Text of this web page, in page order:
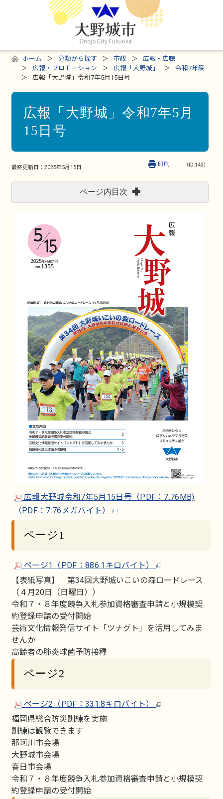
ホーム 分類から探す 市政
広報・広聴
広報・プロモーション
広報「大野城」
令和7年度
広報「大野城」令和7年5月15日号
広報「大野城」令和7年5月
15日号
最終更新日： 2025年5月15日 （ID:143）
印刷
ページ内目次
広報大野城令和7年5月15日号（PDF：7.76MB)
（PDF：7.76メガバイト）
ページ1
ページ1（PDF：886.1キロバイト）
【表紙写真】 第34回大野城いこいの森ロードレース
（４月20日（日曜日））
令和７・８年度競争入札参加資格審査申請と小規模契
約登録申請の受付開始
芸術文化情報発信サイト「ツナグト」を活用してみま
せんか
高齢者の肺炎球菌予防接種
ページ2
ページ2（PDF：331.8キロバイト）
福岡県総合防災訓練を実施
訓練は観覧できます
那珂川市会場
大野城市会場
春日市会場
令和７・８年度競争入札参加資格審査申請と小規模契
約登録申請の受付開始